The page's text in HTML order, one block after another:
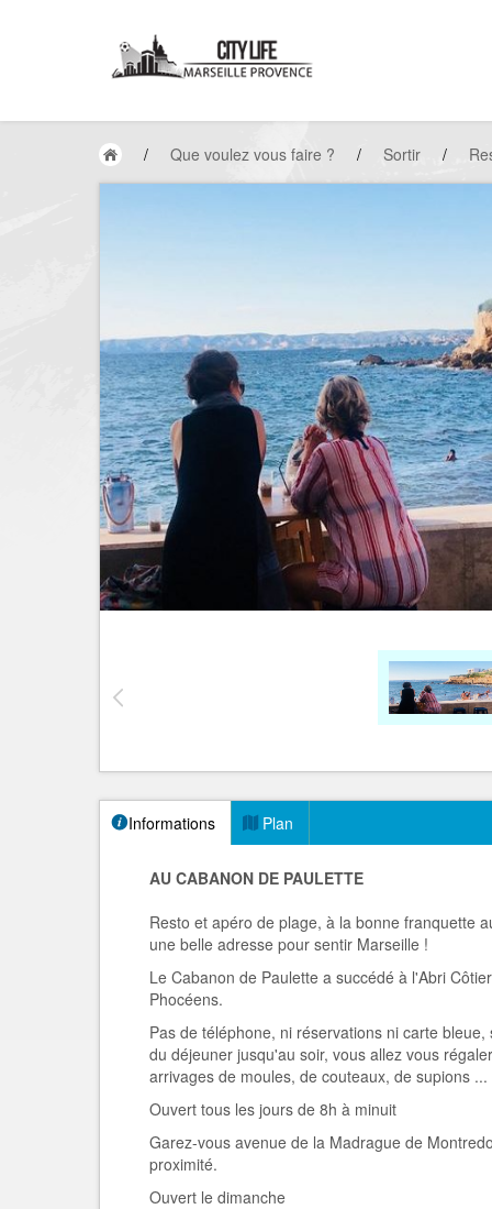
/ Que voulez vous faire ? / Sortir /
Informations Plan
AU CABANON DE PAULETTE
Resto et apéro de plage, à la bonne franquette
une belle adresse pour sentir Marseille !
Le Cabanon de Paulette a succédé à l'Abri
Phocéens.
Pas de téléphone, ni réservations ni carte
du déjeuner jusqu'au soir, vous allez vous
arrivages de moules, de couteaux, de supions
Ouvert tous les jours de 8h à minuit
Garez-vous avenue de la Madrague de
proximité.
Ouvert le dimanche